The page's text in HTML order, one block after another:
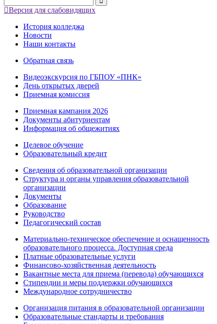
Версия для слабовидящих
История колледжа
Новости
Наши контакты
Обратная связь
Видеоэкскурсия по ГБПОУ «ПНК»
День открытых дверей
Приемная комиссия
Приемная кампания 2026
Дoкументы абитуриентам
Информация об общежитиях
Целевое обучение
Образовательный кредит
Сведения об образовательной организации
Структура и органы управления образовательной
организации
Документы
Образование
Руководство
Педагогический состав
Материально-техническое обеспечение и оснащенность
образовательного процесса. Доступная среда
Платные образовательные услуги
Финансово-хозяйственная деятельность
Вакантные места для приема (перевода) обучающихся
Стипендии и меры поддержки обучающихся
Международное сотрудничество
Организация питания в образовательной организации
Образовательные стандарты и требования